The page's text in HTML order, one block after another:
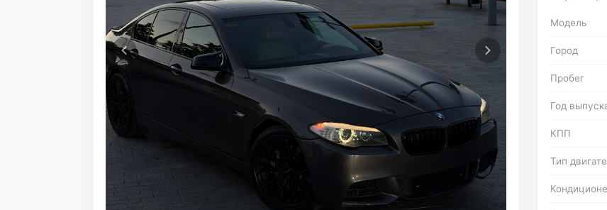
Модель
Город
Пробег
Год
КПП
Тип